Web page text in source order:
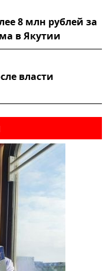
8 млн рублей за
в Якутии
власти